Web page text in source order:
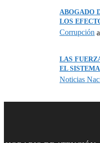
ABOGADO
LOS
Corrupción
LAS
EL
Noticias